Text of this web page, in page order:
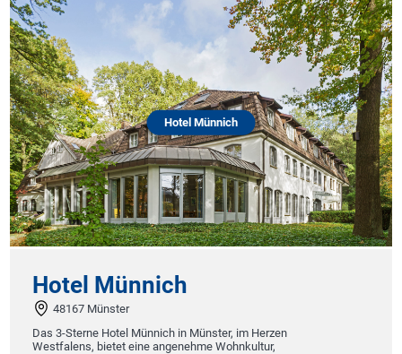
Hotel Münnich
Hotel Münnich
48167 Münster
Das 3-Sterne Hotel Münnich in Münster, im Herzen
Westfalens, bietet eine angenehme Wohnkultur,